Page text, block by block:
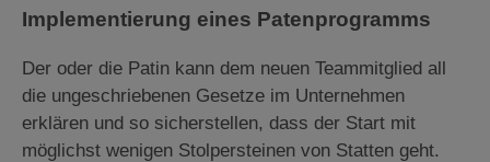
Implementierung eines Patenprogramms
Der oder die Patin kann dem neuen Teammitglied all
die ungeschriebenen Gesetze im Unternehmen
erklären und so sicherstellen, dass der Start mit
möglichst wenigen Stolpersteinen von Statten geht.